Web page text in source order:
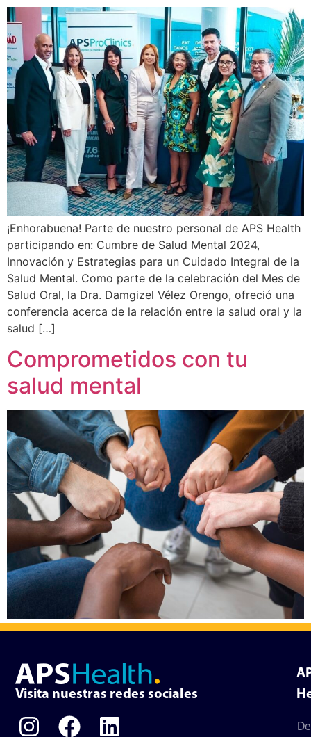
¡Enhorabuena! Parte de nuestro personal de APS Health
participando en: Cumbre de Salud Mental 2024,
Innovación y Estrategias para un Cuidado Integral de la
Salud Mental. Como parte de la celebración del Mes de
Salud Oral, la Dra. Damgizel Vélez Orengo, ofreció una
conferencia acerca de la relación entre la salud oral y la
salud […]
Comprometidos con tu
salud mental
Visita nuestras redes sociales